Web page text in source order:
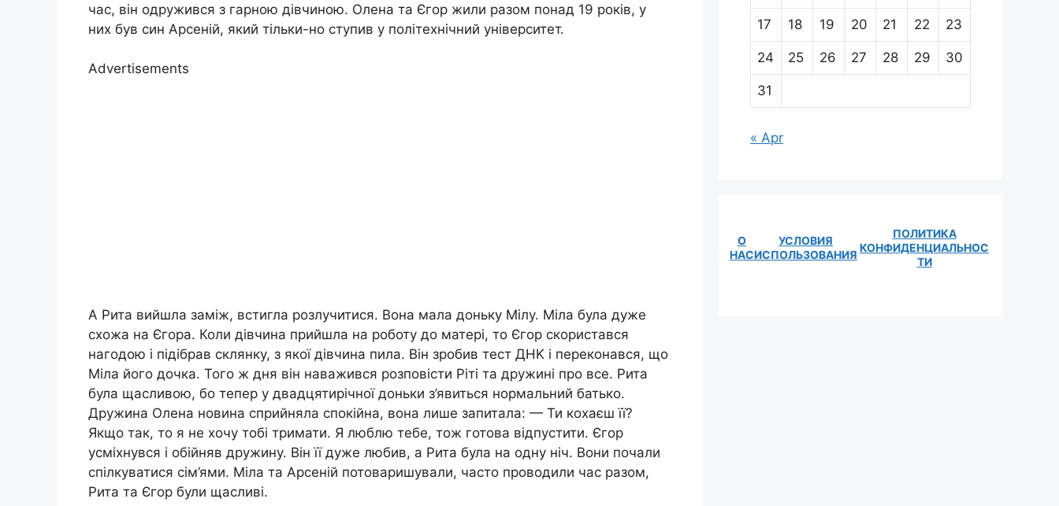
час, він одружився з гарною дівчиною. Олена та Єгор жили разом понад 19 років, у
них був син Арсеній, який тільки-но ступив у політехнічний університет.
Advertisements
А Рита вийшла заміж, встигла розлучитися. Вона мала доньку Мілу. Міла була дуже
схожа на Єгора. Коли дівчина прийшла на роботу до матері, то Єгор скористався
нагодою і підібрав склянку, з якої дівчина пила. Він зробив тест ДHK і переконався, що
Міла його дочка. Того ж дня він наважився розповісти Ріті та дружині про все. Рита
була щасливою, бо тепер у двадцятирічної доньки з’явиться нормальний батько.
Дружина Олена новина сприйняла спокійна, вона лише запитала: — Ти кохаєш її?
Якщо так, то я не хочу тобі тримати. Я люблю тебе, тож готова відпустити. Єгор
усміхнувся і обійняв дружину. Він її дуже любив, а Рита була на одну ніч. Вони почали
спілкуватися сім’ями. Міла та Арсеній потоваришували, часто проводили час разом,
Рита та Єгор були щасливі.
17 18 19 20 21 22 23
24 25 26 27 28 29 30
31
« Apr
О
НАС
УСЛОВИЯ
ИСПОЛЬЗОВАНИЯ
ПОЛИТИКА
КОНФИДЕНЦИАЛЬНОС
ТИ